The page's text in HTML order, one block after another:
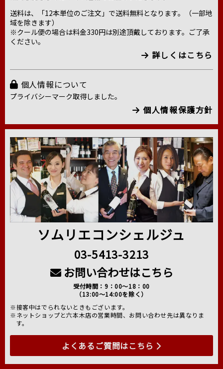
送料は、「12本単位のご注文」で送料無料となります。（一部地
域を除きます）
※クール便の場合は料金330円は別途頂戴しております。ご了承
ください。
詳しくはこちら
個人情報について
プライバシーマーク取得しました。
個人情報保護方針
ソムリエコンシェルジュ
03-5413-3213
お問い合わせはこちら
受付時間：9：00～18：00
（13:00～14:00を除く）
※接客中はでられないときもございます。
※ネットショップと六本木店の営業時間、お問い合わせ先は異なりま
す。
よくあるご質問はこちら